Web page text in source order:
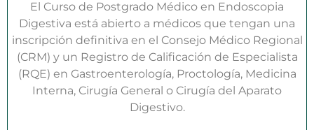
El Curso de Postgrado Médico en Endoscopia
Digestiva está abierto a médicos que tengan una
inscripción definitiva en el Consejo Médico Regional
(CRM) y un Registro de Calificación de Especialista
(RQE) en Gastroenterología, Proctología, Medicina
Interna, Cirugía General o Cirugía del Aparato
Digestivo.